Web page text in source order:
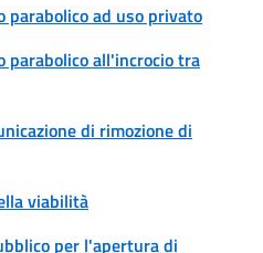
parabolico ad uso privato
parabolico all'incrocio tra
di rimozione di
viabilità
per l'apertura di